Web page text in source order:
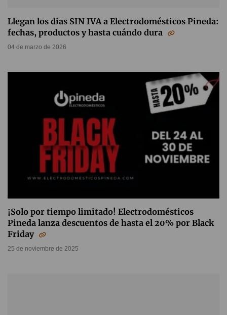
Llegan los dias SIN IVA a Electrodomésticos Pineda:
fechas, productos y hasta cuándo dura
04 de marzo de 2026
¡Solo por tiempo limitado! Electrodomésticos
Pineda lanza descuentos de hasta el 20% por Black
Friday
25 de noviembre de 2025